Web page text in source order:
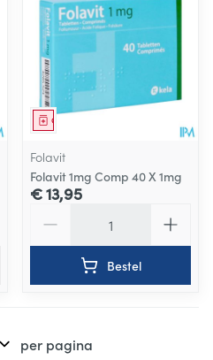
Geneesmiddel
Folavit
Folavit 1mg Comp 40 X 1mg
€ 13,95
Bestel
per pagina